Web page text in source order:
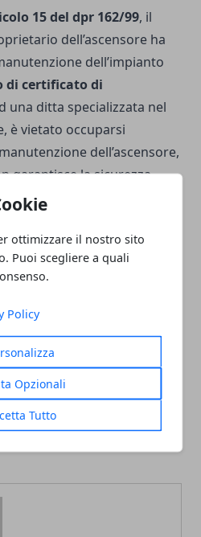
ottimizzare il nostro sito
Puoi scegliere a quali
Policy
Opzionali
Tutto
15 del dpr 162/99, il
dell’ascensore ha
dell’impianto
di certificato di
una ditta specializzata nel
è vietato occuparsi
dell’ascensore,
garantisce la sicurezza
Hotel di lusso per anziani